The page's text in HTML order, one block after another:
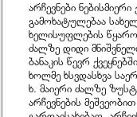
არჩევნები
გამოხატულებაა
ხელისუფლების
ძალზე დიდი
ბანაკის წევრ
ხოლმე ხსვდასხვა
ხ. მაიერი ძალზე
არჩევნების